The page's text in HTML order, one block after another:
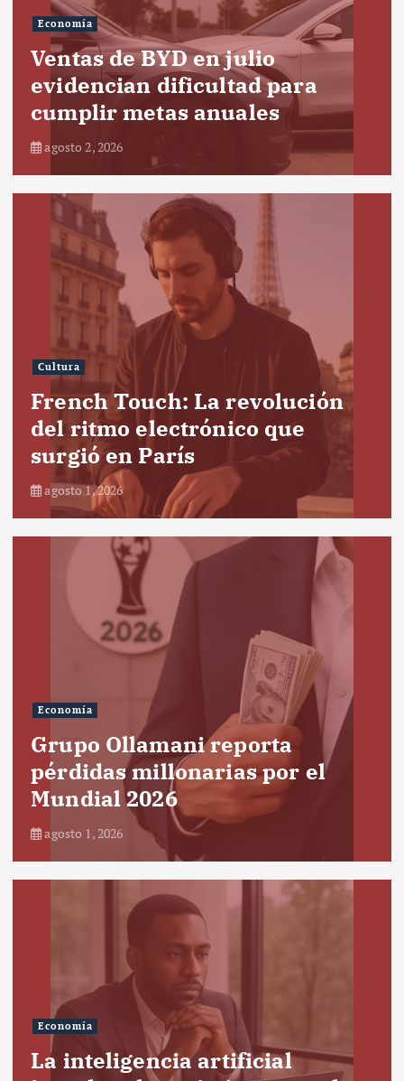
Economía
Ventas de BYD en julio
evidencian dificultad para
cumplir metas anuales
agosto 2, 2026
Cultura
French Touch: La revolución
del ritmo electrónico que
surgió en París
agosto 1, 2026
Economía
Grupo Ollamani reporta
pérdidas millonarias por el
Mundial 2026
agosto 1, 2026
Economía
La inteligencia artificial